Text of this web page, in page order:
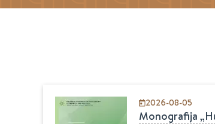
2026-08-05
Monografija